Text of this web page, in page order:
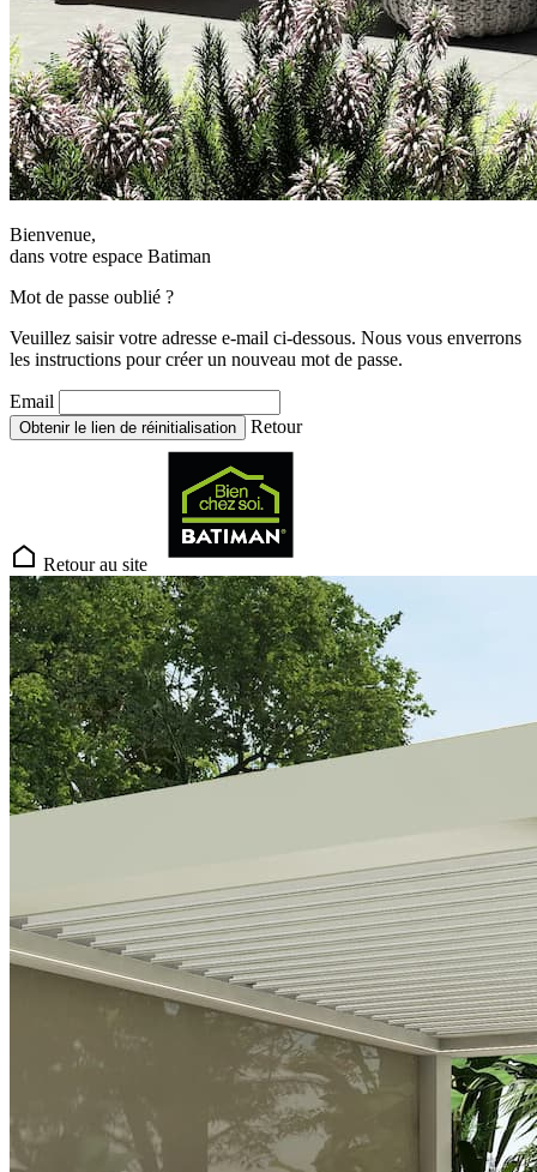
Bienvenue,
dans votre espace Batiman
Mot de passe oublié ?
Veuillez saisir votre adresse e-mail ci-dessous. Nous vous enverrons
les instructions pour créer un nouveau mot de passe.
Email
Obtenir le lien de réinitialisation Retour
Retour au site